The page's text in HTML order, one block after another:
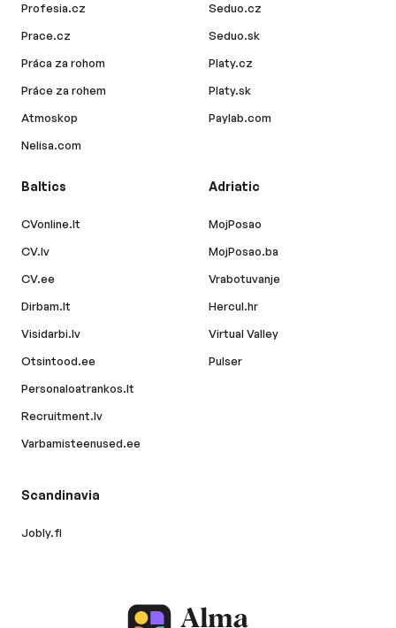
Profesia.cz
Prace.cz
Práca za rohom
Práce za rohem
Atmoskop
Nelisa.com
Seduo.cz
Seduo.sk
Platy.cz
Platy.sk
Paylab.com
Baltics
CVonline.lt
CV.lv
CV.ee
Dirbam.lt
Visidarbi.lv
Otsintood.ee
Personaloatrankos.lt
Recruitment.lv
Varbamisteenused.ee
Adriatic
MojPosao
MojPosao.ba
Vrabotuvanje
Hercul.hr
Virtual Valley
Pulser
Scandinavia
Jobly.fi